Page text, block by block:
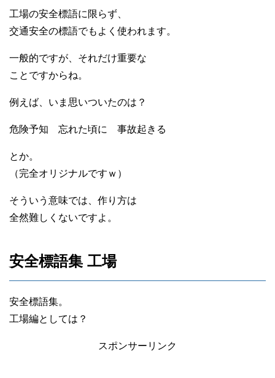
工場の安全標語に限らず、
交通安全の標語でもよく使われます。
一般的ですが、それだけ重要な
ことですからね。
例えば、いま思いついたのは？
危険予知 忘れた頃に 事故起きる
とか。
（完全オリジナルですｗ）
そういう意味では、作り方は
全然難しくないですよ。
安全標語集 工場
安全標語集。
工場編としては？
スポンサーリンク